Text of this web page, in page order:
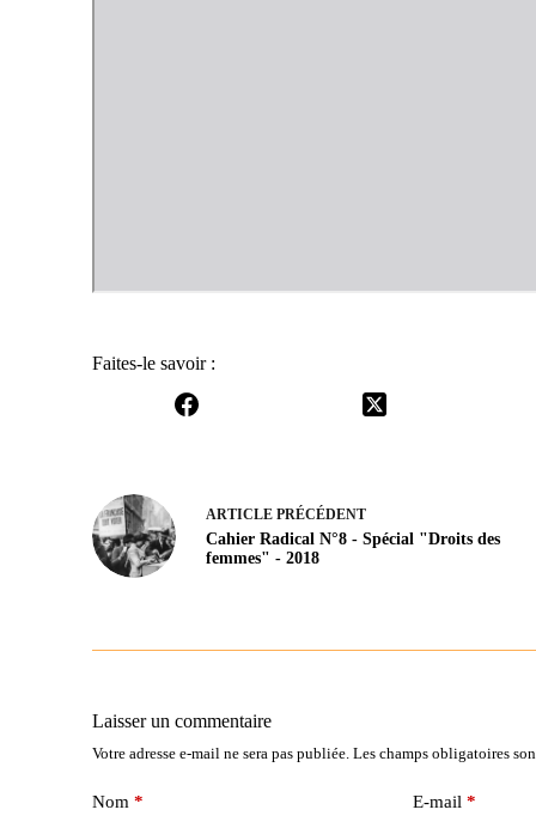
Faites-le savoir :
ARTICLE PRÉCÉDENT
Cahier Radical N°8 - Spécial "Droits des
femmes" - 2018
Laisser un commentaire
Votre adresse e-mail ne sera pas publiée. Les champs obligatoires
Nom * E-mail *